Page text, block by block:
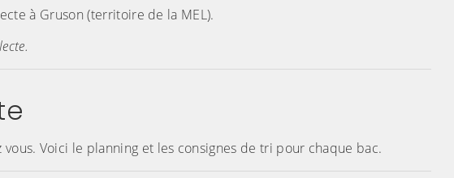
à Gruson (territoire de la MEL).
Voici le planning et les consignes de tri pour chaque bac.